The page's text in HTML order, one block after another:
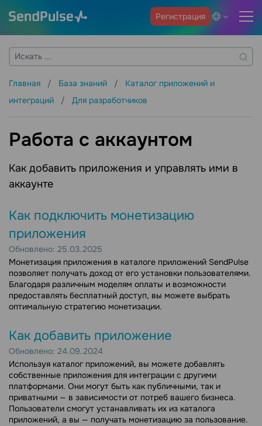
Регистрация
Главная База знаний
Каталог приложений и
интеграций
Для разработчиков
Работа с аккаунтом
Как добавить приложения и управлять ими в
аккаунте
Как подключить монетизацию
приложения
Обновлено: 25.03.2025
Монетизация приложения в каталоге приложений SendPulse
позволяет получать доход от его установки пользователями.
Благодаря различным моделям оплаты и возможности
предоставлять бесплатный доступ, вы можете выбрать
оптимальную стратегию монетизации.
Как добавить приложение
Обновлено: 24.09.2024
Используя каталог приложений, вы можете добавлять
собственные приложения для интеграции с другими
платформами. Они могут быть как публичными, так и
приватными — в зависимости от потреб вашего бизнеса.
Пользователи смогут устанавливать их из каталога
приложений, а вы — получать монетизацию за пользование.